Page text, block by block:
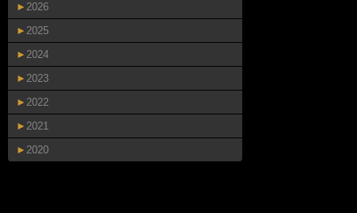
► 2026
► 2025
► 2024
► 2023
► 2022
► 2021
► 2020